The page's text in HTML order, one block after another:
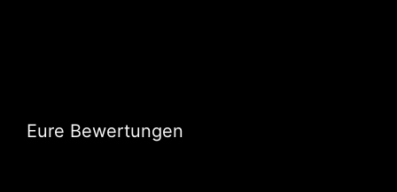
Eure Bewertungen